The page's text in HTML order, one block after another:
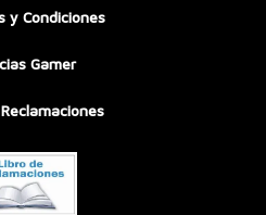
y Condiciones
Gamer